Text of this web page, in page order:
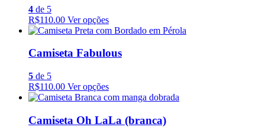
4 de 5
R$110.00 Ver opções
Camiseta Fabulous
5 de 5
R$110.00 Ver opções
Camiseta Oh LaLa (branca)